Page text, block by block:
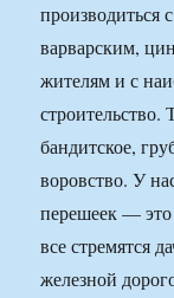
варварским,
жителям и с
строительство.
бандитское,
воровство. У
перешеек —
все стремятся
железной